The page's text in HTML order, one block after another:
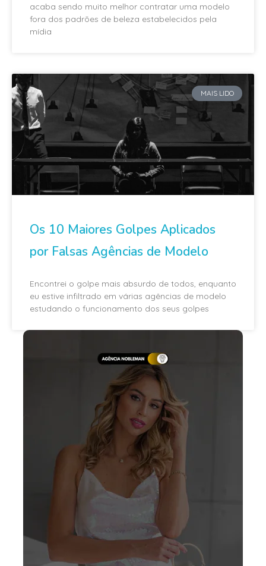
acaba sendo muito melhor contratar uma modelo
fora dos padrões de beleza estabelecidos pela
mídia
MAIS LIDO
Os 10 Maiores Golpes Aplicados
por Falsas Agências de Modelo
Encontrei o golpe mais absurdo de todos, enquanto
eu estive infiltrado em várias agências de modelo
estudando o funcionamento dos seus golpes